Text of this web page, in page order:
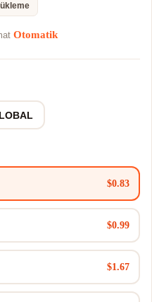
Otomatik
$0.83
$0.99
$1.67